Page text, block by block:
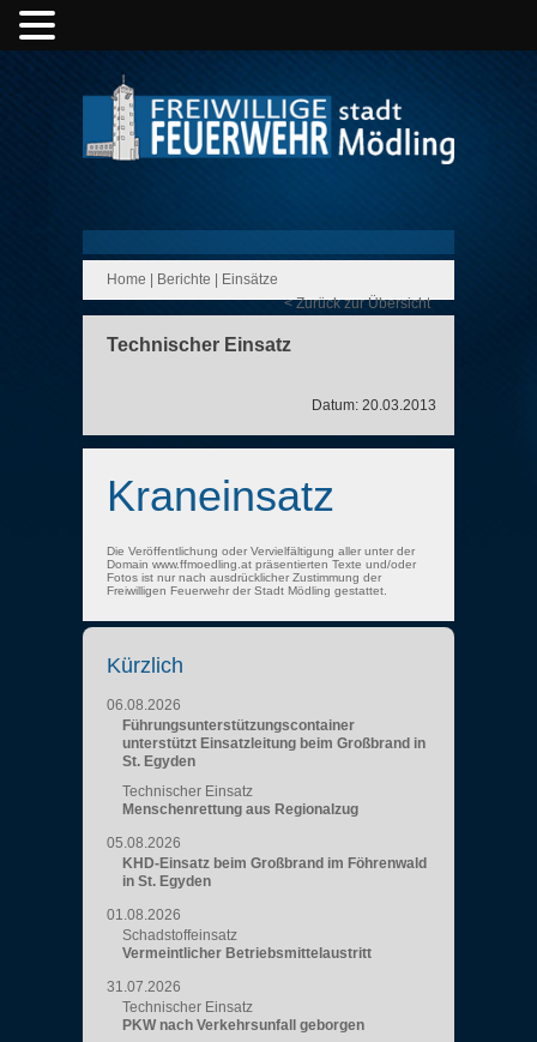
Home Berichte
Einsätze
< Zurück zur Übersicht
Technischer Einsatz
Datum: 20.03.2013
Kraneinsatz
Die Veröffentlichung oder Vervielfältigung aller unter der
Domain www.ffmoedling.at präsentierten Texte und/oder
Fotos ist nur nach ausdrücklicher Zustimmung der
Freiwilligen Feuerwehr der Stadt Mödling gestattet.
Kürzlich
06.08.2026
Führungsunterstützungscontainer
unterstützt Einsatzleitung beim Großbrand in
St. Egyden
Technischer Einsatz
Menschenrettung aus Regionalzug
05.08.2026
KHD-Einsatz beim Großbrand im Föhrenwald
in St. Egyden
01.08.2026
Schadstoffeinsatz
Vermeintlicher Betriebsmittelaustritt
31.07.2026
Technischer Einsatz
PKW nach Verkehrsunfall geborgen